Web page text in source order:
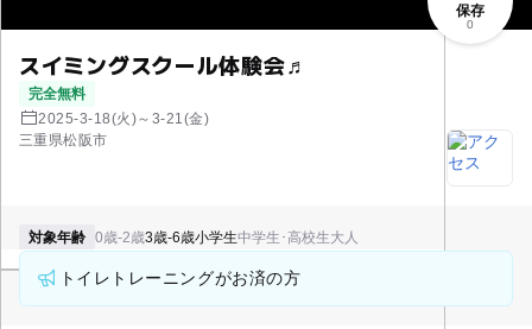
スイミングスクール体験会♬
完全無料
2025-3-18(火)～3-21(金)
三重県松阪市
保存
0
対象年齢 0歳-2歳3歳-6歳小学生中学生･高校生大人
トイレトレーニングがお済の方